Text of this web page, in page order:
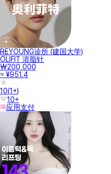
REYOUNG诊所 (建国大学)
OLIFIT 溶脂针
₩200,000
≈ ¥951.4
10(1+)
10+
应用支付